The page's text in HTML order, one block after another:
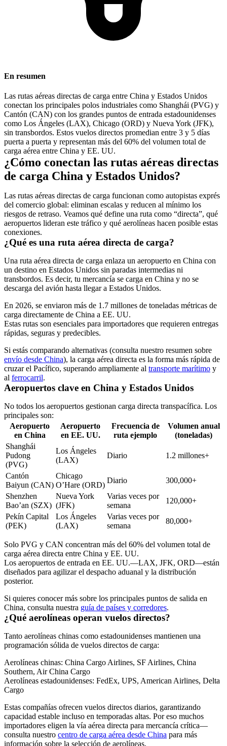
En resumen
Las rutas aéreas directas de carga entre China y Estados Unidos
conectan los principales polos industriales como Shanghái (PVG) y
Cantón (CAN) con los grandes puntos de entrada estadounidenses
como Los Ángeles (LAX), Chicago (ORD) y Nueva York (JFK),
sin transbordos. Estos vuelos directos promedian entre 3 y 5 días
puerta a puerta y representan más del 60% del volumen total de
carga aérea entre China y EE. UU.
¿Cómo conectan las rutas aéreas directas
de carga China y Estados Unidos?
Las rutas aéreas directas de carga funcionan como autopistas exprés
del comercio global: eliminan escalas y reducen al mínimo los
riesgos de retraso. Veamos qué define una ruta como “directa”, qué
aeropuertos lideran este tráfico y qué aerolíneas hacen posible estas
conexiones.
¿Qué es una ruta aérea directa de carga?
Una ruta aérea directa de carga enlaza un aeropuerto en China con
un destino en Estados Unidos sin paradas intermedias ni
transbordos. Es decir, tu mercancía se carga en China y no se
descarga del avión hasta llegar a Estados Unidos.
En 2026, se enviaron más de 1.7 millones de toneladas métricas de
carga directamente de China a EE. UU.
Estas rutas son esenciales para importadores que requieren entregas
rápidas, seguras y predecibles.
Si estás comparando alternativas (consulta nuestro resumen sobre
envío desde China), la carga aérea directa es la forma más rápida de
cruzar el Pacífico, superando ampliamente al transporte marítimo y
al ferrocarril.
Aeropuertos clave en China y Estados Unidos
No todos los aeropuertos gestionan carga directa transpacífica. Los
principales son:
Aeropuerto
en China
Aeropuerto
en EE. UU.
Frecuencia de
ruta ejemplo
Volumen anual
(toneladas)
Shanghái
Pudong
(PVG)
Los Ángeles
(LAX)
Diario 1.2 millones+
Cantón
Baiyun (CAN)
Chicago
O’Hare (ORD)
Diario
300,000+
Shenzhen
Bao’an (SZX)
Nueva York
(JFK)
Varias veces por
semana
120,000+
Pekín Capital
(PEK)
Los Ángeles
(LAX)
Varias veces por
semana
80,000+
Solo PVG y CAN concentran más del 60% del volumen total de
carga aérea directa entre China y EE. UU.
Los aeropuertos de entrada en EE. UU.—LAX, JFK, ORD—están
diseñados para agilizar el despacho aduanal y la distribución
posterior.
Si quieres conocer más sobre los principales puntos de salida en
China, consulta nuestra guía de países y corredores.
¿Qué aerolíneas operan vuelos directos?
Tanto aerolíneas chinas como estadounidenses mantienen una
programación sólida de vuelos directos de carga:
Aerolíneas chinas: China Cargo Airlines, SF Airlines, China
Southern, Air China Cargo
Aerolíneas estadounidenses: FedEx, UPS, American Airlines, Delta
Cargo
Estas compañías ofrecen vuelos directos diarios, garantizando
capacidad estable incluso en temporadas altas. Por eso muchos
importadores eligen la vía aérea directa para mercancía crítica—
consulta nuestro centro de carga aérea desde China para más
información sobre la selección de aerolíneas.